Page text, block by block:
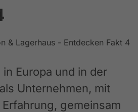
Europa und in der
Unternehmen, mit
gemeinsam